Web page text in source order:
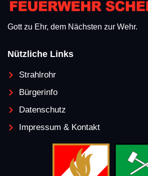
Gott zu Ehr, dem Nächsten zur Wehr.
Nützliche Links
Strahlrohr
Bürgerinfo
Datenschutz
Impressum & Kontakt